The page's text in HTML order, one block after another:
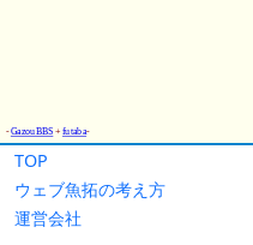
TOP
ウェブ魚拓の考え方
運営会社